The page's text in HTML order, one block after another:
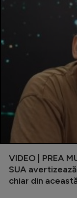
VIDEO | PREA
SUA
chiar din